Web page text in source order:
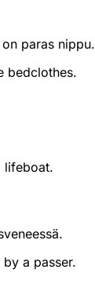
paras nippu.
bedclothes.
lifeboat.
a passer.